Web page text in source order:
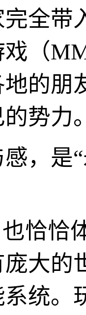
全带
（
的朋
势力
，是
恰恰
大的
统。